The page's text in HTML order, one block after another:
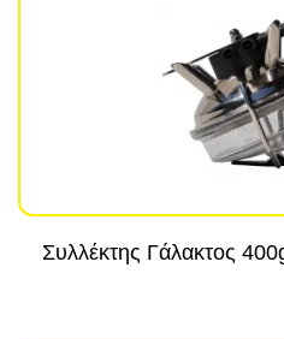
Συλλέκτης Γάλακτος